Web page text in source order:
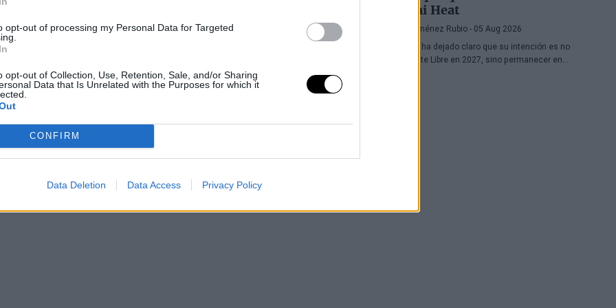
opt-out of processing my Personal Data for Targeted
opt-out of Collection, Use, Retention, Sale, and/or Sharing
Data that Is Unrelated with the Purposes for which it
CONFIRM
Data Deletion Data Access Privacy Policy
partidos, consolidándose como un jugador a
debilidades, podría convertirse en una pieza
competiciones a nivel profesional.
Miami Heat
Diego Jiménez Rubio- 05 Aug 2026
El griego ha dejado claro que su intención es no
ser Agente Libre en 2027, sino permanecer en